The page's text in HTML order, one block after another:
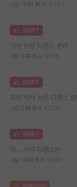
12 16 8465
김GPT
석사 논문 디펜스 준비
5 6 5176
김GPT
모레 박사 논문 디펜스 합
2 9 4038
김GPT
하... 석사 디펜스는
10 6 9189